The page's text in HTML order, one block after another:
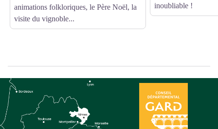
animations folkloriques, le Père Noël, la
visite du vignoble...
inoubliable !